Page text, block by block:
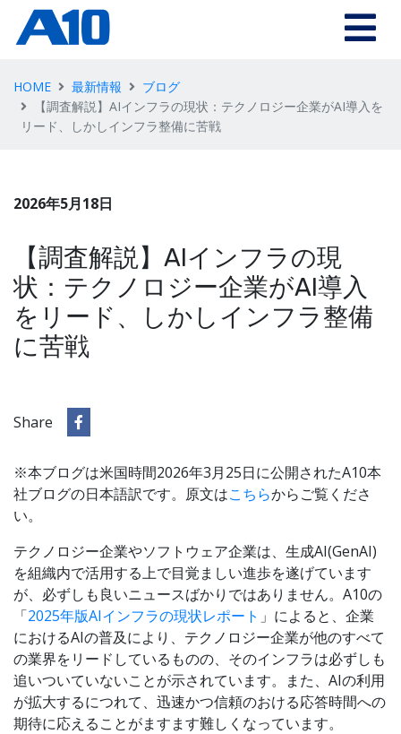
HOME 最新情報
ブログ
【調査解説】AIインフラの現状：テクノロジー企業がAI導入を
リード、しかしインフラ整備に苦戦
2026年5月18日
【調査解説】AIインフラの現
状：テクノロジー企業がAI導入
をリード、しかしインフラ整備
に苦戦
Share
※本ブログは米国時間2026年3月25日に公開されたA10本
社ブログの日本語訳です。原文はこちらからご覧くださ
い。
テクノロジー企業やソフトウェア企業は、生成AI(GenAI)
を組織内で活用する上で目覚ましい進歩を遂げています
が、必ずしも良いニュースばかりではありません。A10の
「2025年版AIインフラの現状レポート 」によると、企業
におけるAIの普及により、テクノロジー企業が他のすべて
の業界をリードしているものの、そのインフラは必ずしも
追いついていないことが示されています。また、AIの利用
が拡大するにつれて、迅速かつ信頼のおける応答時間への
期待に応えることがますます難しくなっています。